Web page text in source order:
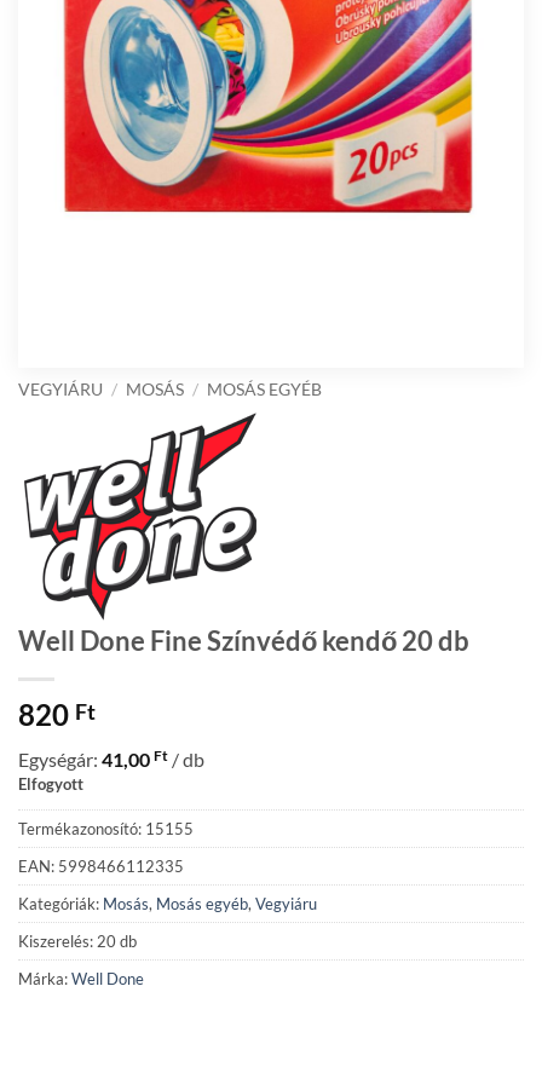
VEGYIÁRU / MOSÁS / MOSÁS EGYÉB
Well Done Fine Színvédő kendő 20 db
820 Ft
Egységár: 41,00 Ft / db
Elfogyott
Termékazonosító: 15155
EAN: 5998466112335
Kategóriák: Mosás, Mosás egyéb, Vegyiáru
Kiszerelés: 20 db
Márka:Well Done